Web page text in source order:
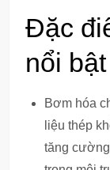
Đặc
nổi bật
Bơm hóa
liệu thép
tăng